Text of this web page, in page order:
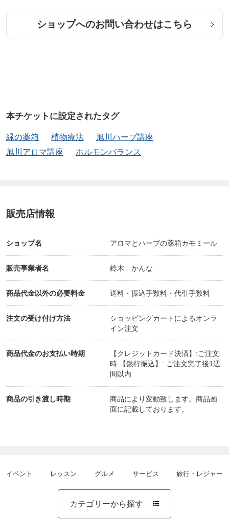
ショップへのお問い合わせはこちら
本チケットに設定されたタグ
緑の薬箱 植物療法
旭川ハーブ講座
旭川アロマ講座
ホルモンバランス
販売店情報
ショップ名 アロマとハーブの薬箱カモミール
販売事業者名 鈴木 かんな
商品代金以外の必要料金 送料・振込手数料・代引手数料
注文の受け付け方法
ショッピングカートによるオンラ
イン注文
商品代金のお支払い時期
【クレジットカード決済】:ご注文
時 【銀行振込】: ご注文完了後1週
間以内
商品の引き渡し時期
商品により変動致します。商品画
面に記載しております。
イベント レッスン グルメ サービス 旅行・レジャー
カテゴリーから探す 